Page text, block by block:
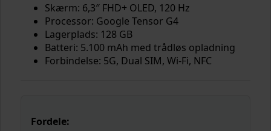
Skærm: 6,3″ FHD+ OLED, 120 Hz
Processor: Google Tensor G4
Lagerplads: 128 GB
Batteri: 5.100 mAh med trådløs opladning
Forbindelse: 5G, Dual SIM, Wi-Fi, NFC
Fordele: